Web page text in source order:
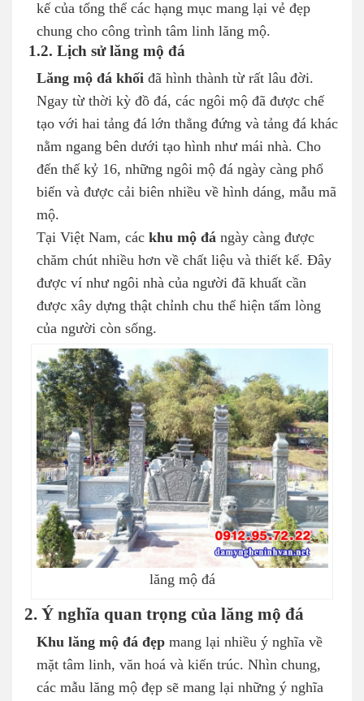
kế của tổng thể các hạng mục mang lại vẻ đẹp
chung cho công trình tâm linh lăng mộ.
1.2. Lịch sử lăng mộ đá
Lăng mộ đá khối đã hình thành từ rất lâu đời.
Ngay từ thời kỳ đồ đá, các ngôi mộ đã được chế
tạo với hai tảng đá lớn thẳng đứng và tảng đá khác
nằm ngang bên dưới tạo hình như mái nhà. Cho
đến thế kỷ 16, những ngôi mộ đá ngày càng phổ
biến và được cải biên nhiều về hình dáng, mẫu mã
mộ.
Tại Việt Nam, các khu mộ đá ngày càng được
chăm chút nhiều hơn về chất liệu và thiết kế. Đây
được ví như ngôi nhà của người đã khuất cần
được xây dựng thật chỉnh chu thể hiện tấm lòng
của người còn sống.
lăng mộ đá
2. Ý nghĩa quan trọng của lăng mộ đá
Khu lăng mộ đá đẹp mang lại nhiều ý nghĩa về
mặt tâm linh, văn hoá và kiến trúc. Nhìn chung,
các mẫu lăng mộ đẹp sẽ mang lại những ý nghĩa